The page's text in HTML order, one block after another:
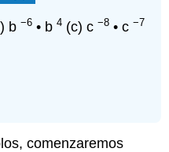
b−6 • b4 (c) c−8 • c−7
comenzaremos